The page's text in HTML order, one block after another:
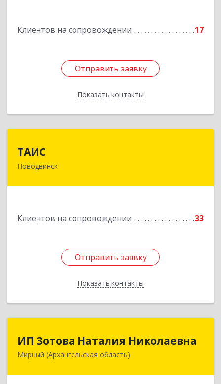
Клиентов на сопровождении 17
Отправить заявку
Показать контакты
Отправить заявку
Назад
ТАИС
Новодвинск
Клиентов на сопровождении 33
Отправить заявку
Показать контакты
164902, Архангельская обл, Новодвинск г,
Отправить заявку
Назад
ИП Зотова Наталия Николаевна
Мирный (Архангельская область)
164170, г.Мирный, Архангельской обл.,